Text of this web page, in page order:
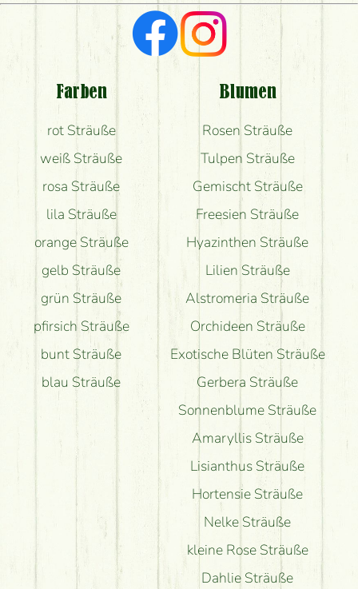
Ich suche rote Rosen, hast du welche?
Welche Rückmeldungen bekomme ich zum
Blumenversand?
Bekomme ich wirklich, was auf dem Bild zu sehen
Farben
rot Sträuße
weiß Sträuße
rosa Sträuße
lila Sträuße
orange Sträuße
gelb Sträuße
grün Sträuße
pfirsich Sträuße
bunt Sträuße
blau Sträuße
Blumen
Rosen Sträuße
Tulpen Sträuße
Gemischt Sträuße
Freesien Sträuße
Hyazinthen Sträuße
Lilien Sträuße
Alstromeria Sträuße
Orchideen Sträuße
Exotische Blüten Sträuße
Gerbera Sträuße
Sonnenblume Sträuße
Amaryllis Sträuße
Lisianthus Sträuße
Hortensie Sträuße
Nelke Sträuße
kleine Rose Sträuße
Dahlie Sträuße